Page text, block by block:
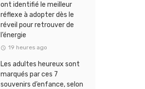
ont identifié le meilleur
réflexe à adopter dès le
réveil pour retrouver de
l’énergie
19 heures ago
Les adultes heureux sont
marqués par ces 7
souvenirs d’enfance, selon